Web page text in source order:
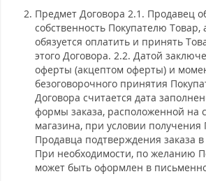
Предмет Договора 2.1. Продавец
собственность Покупателю Товар,
обязуется оплатить и принять
этого Договора. 2.2. Датой
оферты (акцептом оферты) и
безоговорочного принятия
Договора считается дата
формы заказа, расположенной на
магазина, при условии получения
Продавца подтверждения заказа
При необходимости, по желанию
может быть оформлен в